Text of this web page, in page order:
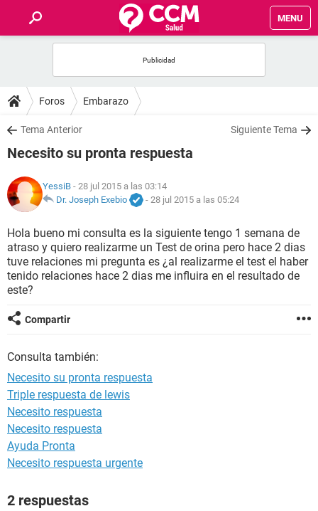
MENU
FOROS
SALUD
NUTRICIÓN
BIENESTAR
SEXUALIDAD
GLOSARIO
Foros Embarazo
Tema Anterior Siguiente Tema
Necesito su pronta respuesta
YessiB - 28 jul 2015 a las 03:14
Dr. Joseph Exebio
- 28 jul 2015 a las 05:24
Hola bueno mi consulta es la siguiente tengo 1 semana de
atraso y quiero realizarme un Test de orina pero hace 2 dias
tuve relaciones mi pregunta es ¿al realizarme el test el haber
tenido relaciones hace 2 dias me influira en el resultado de
este?
Compartir
Consulta también:
Necesito su pronta respuesta
Triple respuesta de lewis
Necesito respuesta
Necesito respuesta
Ayuda Pronta
Necesito respuesta urgente
2 respuestas